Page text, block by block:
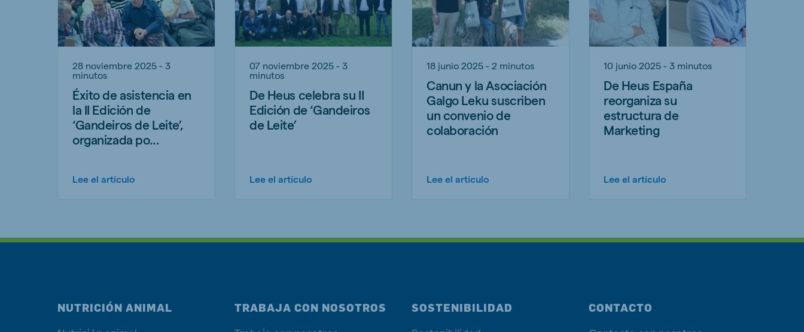
28 noviembre 2025 - 3
minutos
Éxito de asistencia en
la II Edición de
‘Gandeiros de Leite’,
organizada po...
Lee el artículo
07 noviembre 2025 - 3
minutos
De Heus celebra su II
Edición de ‘Gandeiros
de Leite’
Lee el artículo
18 junio 2025 - 2 minutos
Canun y la Asociación
Galgo Leku suscriben
un convenio de
colaboración
Lee el artículo
10 junio 2025 - 3 minutos
De Heus España
reorganiza su
estructura de
Marketing
Lee el artículo
NUTRICIÓN ANIMAL TRABAJA CON NOSOTROS SOSTENIBILIDAD CONTACTO